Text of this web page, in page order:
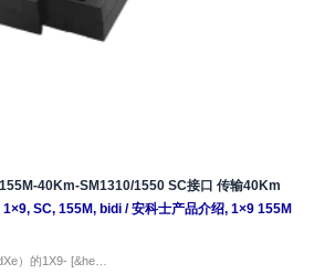
40Km-SM1310/1550 SC接口 传输40Km
1×9, SC, 155M, bidi/安科士产品介绍, 1×9 155M
）的1X9- [&he…